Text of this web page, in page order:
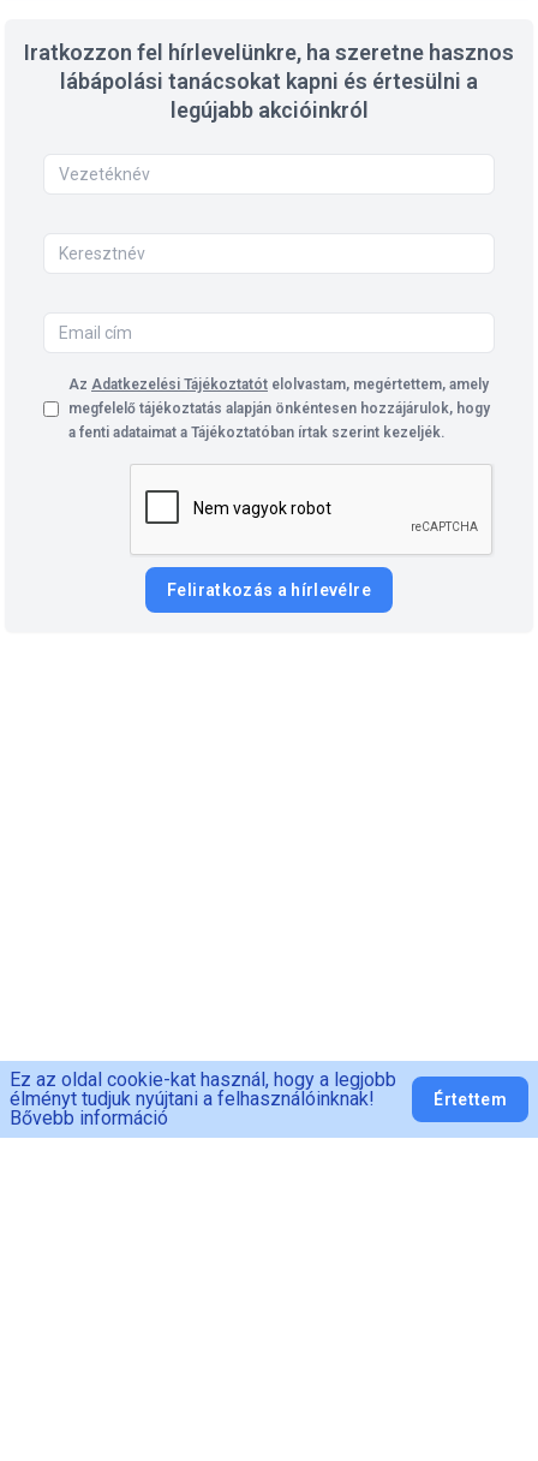
Iratkozzon fel hírlevelünkre, ha szeretne hasznos
lábápolási tanácsokat kapni és értesülni a
legújabb akcióinkról
Az Adatkezelési Tájékoztatót elolvastam, megértettem, amely
megfelelő tájékoztatás alapján önkéntesen hozzájárulok, hogy
a fenti adataimat a Tájékoztatóban írtak szerint kezeljék.
Feliratkozás a hírlevélre
Ez az oldal cookie-kat használ, hogy a legjobb
élményt tudjuk nyújtani a felhasználóinknak!
Bővebb információ
Értettem